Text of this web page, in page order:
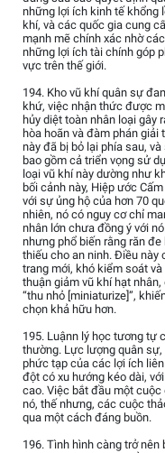
những lợi ích kinh tế khổng
khí, và các quốc gia cung
mạnh mẽ chính xác nhờ
những lợi ích tài chính góp
vực trên thế giới.
194. Kho vũ khí quân sự
khứ, việc nhận thức được
hủy diệt toàn nhân loại gây
hòa hoãn và đàm phán giải
này đã bị bỏ lại phía sau,
bao gồm cả triển vọng sử
loại vũ khí này dường như
bối cảnh này, Hiệp ước
với sự ủng hộ của hơn 70
nhiên, nó có nguy cơ chỉ
nhân lớn chưa đồng ý với
nhưng phổ biến rằng răn
thiếu cho an ninh. Điều này
trang mới, khó kiểm soát
thuận giảm vũ khí hạt
“thu nhỏ [miniaturize]”,
chọn khả hữu hơn.
195. Luậnn lý học tương tự
thường. Lực lượng quân
phức tạp của các lợi ích
đột có xu hướng kéo dài,
cao. Việc bắt đầu một cuộc
nó, thế nhưng, các cuộc
qua một cách đáng buồn.
196. Tình hình càng trở